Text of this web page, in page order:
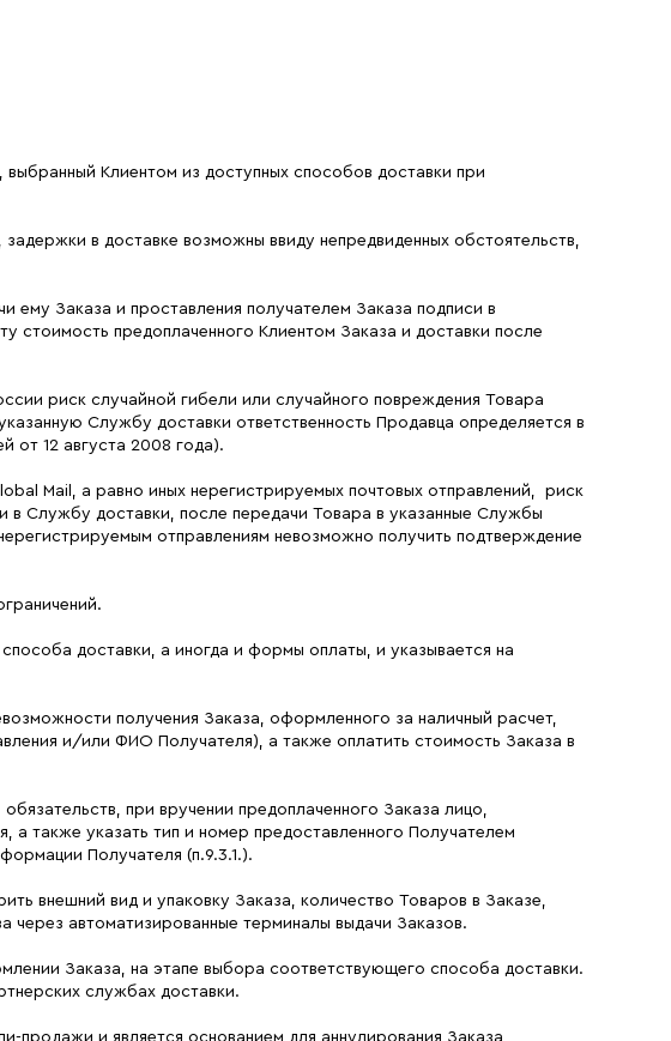
Клиентом из доступных способов доставки при
в доставке возможны ввиду непредвиденных обстоятельств,
ему Заказа и проставления получателем Заказа подписи в
стоимость предоплаченного Клиентом Заказа и доставки после
риск случайной гибели или случайного повреждения Товара
Службу доставки ответственность Продавца определяется в
от 12 августа 2008 года).
Mail, а равно иных нерегистрируемых почтовых отправлений, риск
в Службу доставки, после передачи Товара в указанные Службы
отправлениям невозможно получить подтверждение
доставки, а иногда и формы оплаты, и указывается на
получения Заказа, оформленного за наличный расчет,
и/или ФИО Получателя), а также оплатить стоимость Заказа в
при вручении предоплаченного Заказа лицо,
также указать тип и номер предоставленного Получателем
Получателя (п.9.3.1.).
внешний вид и упаковку Заказа, количество Товаров в Заказе,
через автоматизированные терминалы выдачи Заказов.
Заказа, на этапе выбора соответствующего способа доставки.
службах доставки.
продажи и является основанием для аннулирования Заказа